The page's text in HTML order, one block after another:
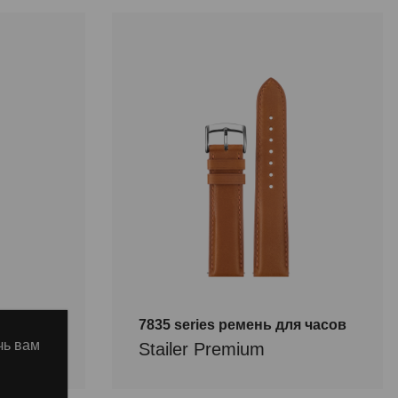
7835 series ремень для часов
Stailer Premium
вам